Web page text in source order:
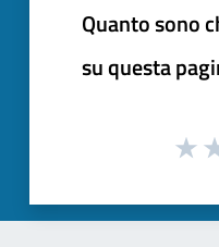
Quanto sono
su questa